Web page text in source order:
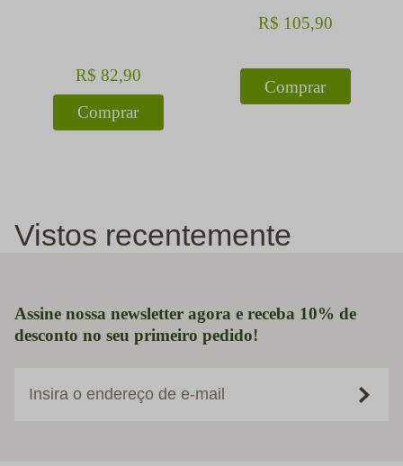
R$ 82,90
Comprar
R$ 105,90
Comprar
Vistos recentemente
Assine nossa newsletter agora e receba 10% de
desconto no seu primeiro pedido!
Insira o endereço de e-mail